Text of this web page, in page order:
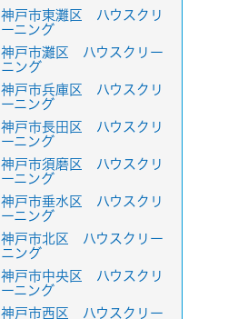
神戸市東灘区 ハウスクリ
ーニング
神戸市灘区 ハウスクリー
ニング
神戸市兵庫区 ハウスクリ
ーニング
神戸市長田区 ハウスクリ
ーニング
神戸市須磨区 ハウスクリ
ーニング
神戸市垂水区 ハウスクリ
ーニング
神戸市北区 ハウスクリー
ニング
神戸市中央区 ハウスクリ
ーニング
神戸市西区 ハウスクリー